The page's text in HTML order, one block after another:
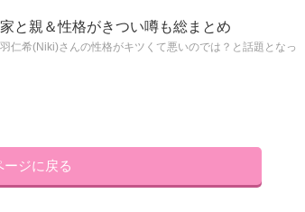
と親＆性格がきつい噂も総まとめ
仁希(Niki)さんの性格がキツくて悪いのでは？と話題となっ
ジに戻る